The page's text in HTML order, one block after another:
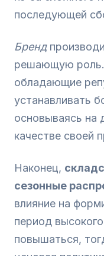
последующей
Бренд
решающую роль.
обладающие
устанавливать
основываясь на
качестве своей
Наконец,
сезонные
влияние на
период
повышаться,